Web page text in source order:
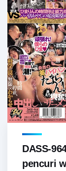
DASS-
pencuri